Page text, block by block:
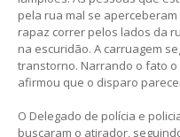
pela rua mal se
rapaz correr pelos lados da
na escuridão. A carruagem
transtorno. Narrando o fato o
afirmou que o disparo
O Delegado de polícia e
buscaram o atirador,